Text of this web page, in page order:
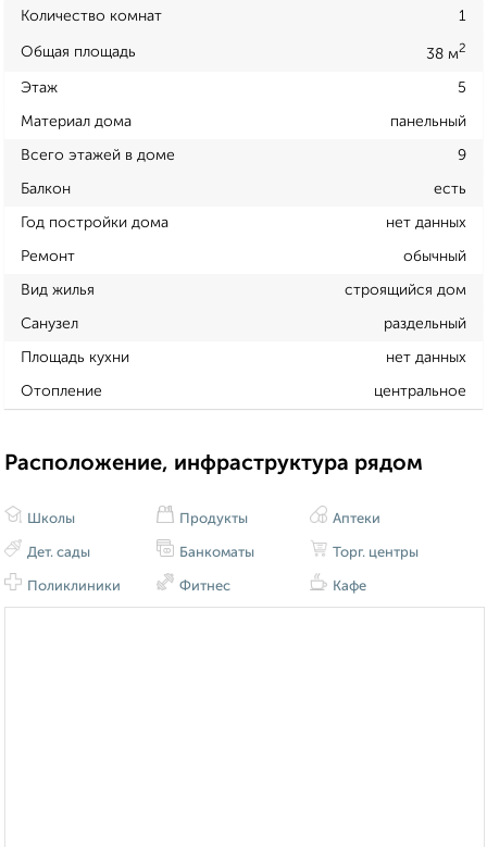
Количество комнат 1
Общая площадь 38 м2
Этаж 5
Материал дома панельный
Всего этажей в доме 9
Балкон есть
Год постройки дома нет данных
Ремонт обычный
Вид жилья строящийся дом
Санузел раздельный
Площадь кухни нет данных
Отопление центральное
Расположение, инфраструктура рядом
Школы
Дет. сады
Поликлиники
Продукты
Банкоматы
Фитнес
Аптеки
Торг. центры
Кафе